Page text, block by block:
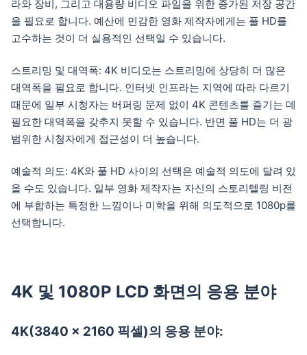
라와 장비, 그리고 대용량 비디오 파일을 위한 증가된 저장 공간
을 필요로 합니다. 예산에 민감한 영화 제작자에게는 풀 HD를
고수하는 것이 더 실용적인 선택일 수 있습니다.
스트리밍 및 대역폭: 4K 비디오는 스트리밍에 상당히 더 많은
대역폭을 필요로 합니다. 인터넷 인프라는 지역에 따라 다르기
때문에 일부 시청자는 버퍼링 문제 없이 4K 콘텐츠를 즐기는 데
필요한 대역폭을 갖추지 못할 수 있습니다. 반면 풀 HD는 더 광
범위한 시청자에게 접근성이 더 높습니다.
예술적 의도: 4K와 풀 HD 사이의 선택은 예술적 의도에 달려 있
을 수도 있습니다. 일부 영화 제작자는 자신의 스토리텔링 비전
에 부합하는 특정한 느낌이나 미학을 위해 의도적으로 1080p를
선택합니다.
4K 및 1080P LCD 화면의 응용 분야
4K(3840 x 2160 픽셀)의 응용 분야: